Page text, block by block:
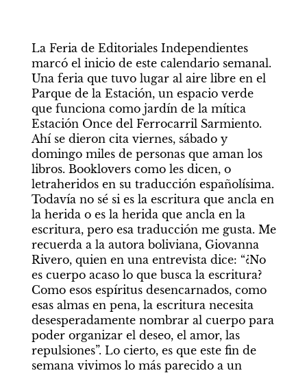
La Feria de Editoriales Independientes
marcó el inicio de este calendario semanal.
Una feria que tuvo lugar al aire libre en el
Parque de la Estación, un espacio verde
que funciona como jardín de la mítica
Estación Once del Ferrocarril Sarmiento.
Ahí se dieron cita viernes, sábado y
domingo miles de personas que aman los
libros. Booklovers como les dicen, o
letraheridos en su traducción españolísima.
Todavía no sé si es la escritura que ancla en
la herida o es la herida que ancla en la
escritura, pero esa traducción me gusta. Me
recuerda a la autora boliviana, Giovanna
Rivero, quien en una entrevista dice: “¿No
es cuerpo acaso lo que busca la escritura?
Como esos espíritus desencarnados, como
esas almas en pena, la escritura necesita
desesperadamente nombrar al cuerpo para
poder organizar el deseo, el amor, las
repulsiones”. Lo cierto, es que este fin de
semana vivimos lo más parecido a un